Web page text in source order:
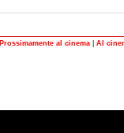
Prossimamente al cinema Al